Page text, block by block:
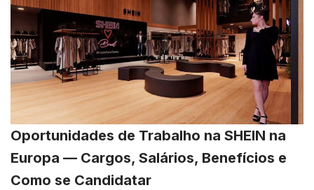
Oportunidades de Trabalho na SHEIN na
Europa — Cargos, Salários, Benefícios e
Como se Candidatar